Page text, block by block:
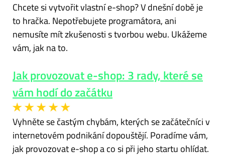
Chcete si vytvořit vlastní e-shop? V dnešní době je
to hračka. Nepotřebujete programátora, ani
nemusíte mít zkušenosti s tvorbou webu. Ukážeme
vám, jak na to.
Jak provozovat e-shop: 3 rady, které se
vám hodí do začátku
Vyhněte se častým chybám, kterých se začátečníci v
internetovém podnikání dopouštějí. Poradíme vám,
jak provozovat e-shop a co si při jeho startu ohlídat.